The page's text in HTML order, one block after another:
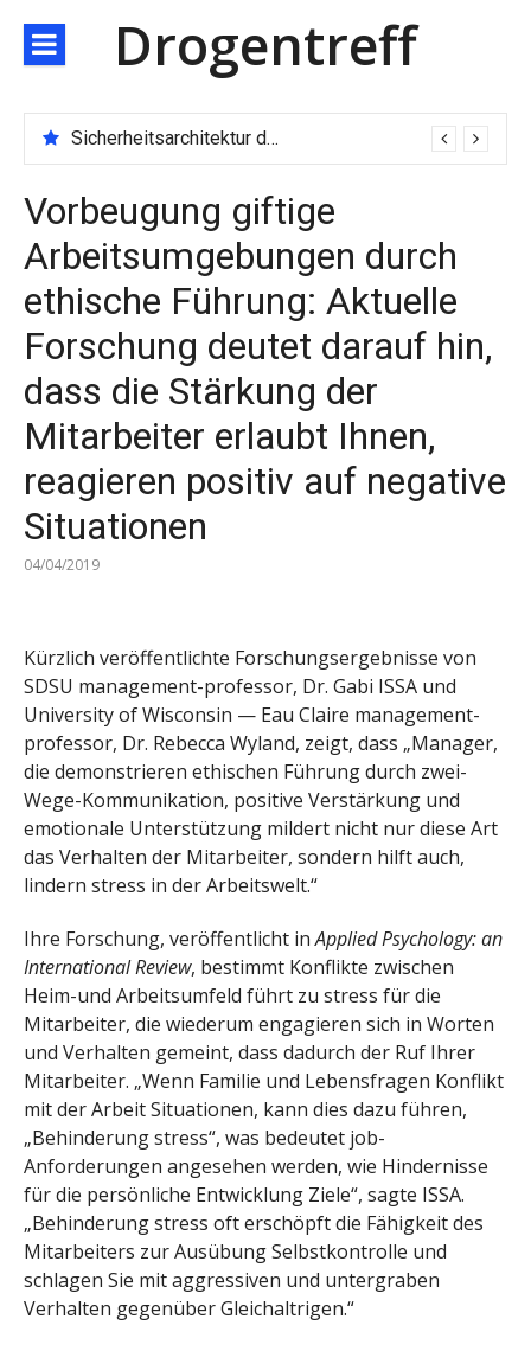
zum
Inhalt
Drogentreff
Sicherheitsarchitektur der nächsten Generation: JARXE kombiniert Multi-Wallet und MPC als Schutzschild für digitales Vertrauen
Vorbeugung giftige
Arbeitsumgebungen durch
ethische Führung: Aktuelle
Forschung deutet darauf hin,
dass die Stärkung der
Mitarbeiter erlaubt Ihnen,
reagieren positiv auf negative
Situationen
04/04/2019
Kürzlich veröffentlichte Forschungsergebnisse von
SDSU management-professor, Dr. Gabi ISSA und
University of Wisconsin — Eau Claire management-
professor, Dr. Rebecca Wyland, zeigt, dass „Manager,
die demonstrieren ethischen Führung durch zwei-
Wege-Kommunikation, positive Verstärkung und
emotionale Unterstützung mildert nicht nur diese Art
das Verhalten der Mitarbeiter, sondern hilft auch,
lindern stress in der Arbeitswelt.“
Ihre Forschung, veröffentlicht inApplied Psychology: an
International Review, bestimmt Konflikte zwischen
Heim-und Arbeitsumfeld führt zu stress für die
Mitarbeiter, die wiederum engagieren sich in Worten
und Verhalten gemeint, dass dadurch der Ruf Ihrer
Mitarbeiter. „Wenn Familie und Lebensfragen Konflikt
mit der Arbeit Situationen, kann dies dazu führen,
„Behinderung stress“, was bedeutet job-
Anforderungen angesehen werden, wie Hindernisse
für die persönliche Entwicklung Ziele“, sagte ISSA.
„Behinderung stress oft erschöpft die Fähigkeit des
Mitarbeiters zur Ausübung Selbstkontrolle und
schlagen Sie mit aggressiven und untergraben
Verhalten gegenüber Gleichaltrigen.“